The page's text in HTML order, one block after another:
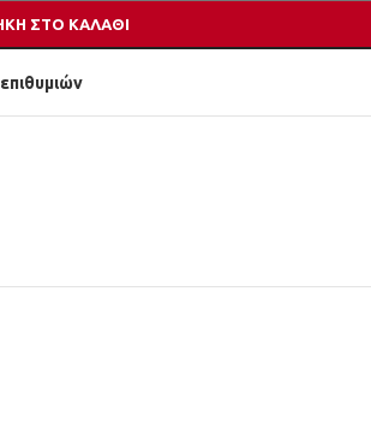
ΣΤΟ ΚΑΛΆΘΙ